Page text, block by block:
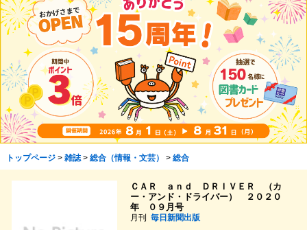
トップページ> 雑誌> 総合（情報・文芸） > 総合
ＣＡＲ ａｎｄ ＤＲＩＶＥＲ （カ
ー・アンド・ドライバー） ２０２０
年 ０９月号
月刊毎日新聞出版